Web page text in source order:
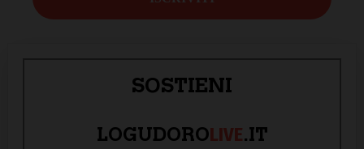
SOSTIENI
LOGUDOROLIVE.IT